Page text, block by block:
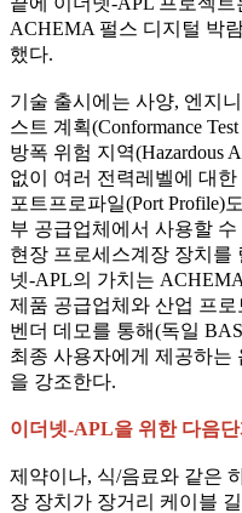
ACHEMA 펄스 디지털 박
했다.
기술 출시에는 사양, 엔지
스트 계획(Conformance
방폭 위험 지역(Hazardous
없이 여러 전력레벨에 대
포트프로파일(Port Profile)
부 공급업체에서 사용할
현장 프로세스계장 장치를
넷-APL의 가치는
제품 공급업체와 산업 프
벤더 데모를 통해(독일
최종 사용자에게 제공하는
을 강조한다.
이더넷-APL을 위한 다음단
제약이나, 식/음료와 같은
장 장치가 장거리 케이블